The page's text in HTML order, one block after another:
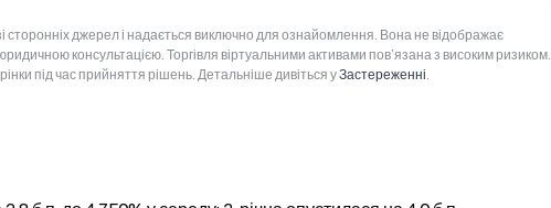
сторонніх джерел і надається виключно для ознайомлення. Вона не відображає
консультацією. Торгівля віртуальними активами пов’язана з високим ризиком.
під час прийняття рішень. Детальніше дивіться уЗастереженні.